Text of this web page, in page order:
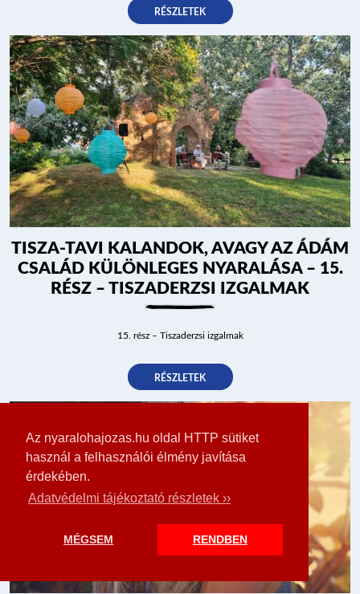
Az nyaralohajozas.hu oldal HTTP sütiket
használ a felhasználói élmény javítása
érdekében.
Adatvédelmi tájékoztató részletek ››
MÉGSEM RENDBEN
RÉSZLETEK
TISZA-TAVI KALANDOK, AVAGY AZ ÁDÁM
CSALÁD KÜLÖNLEGES NYARALÁSA – 15.
RÉSZ – TISZADERZSI IZGALMAK
15. rész – Tiszaderzsi izgalmak
RÉSZLETEK